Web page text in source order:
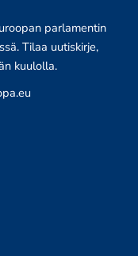
parlamentin
Tilaa uutiskirje,
kuulolla.